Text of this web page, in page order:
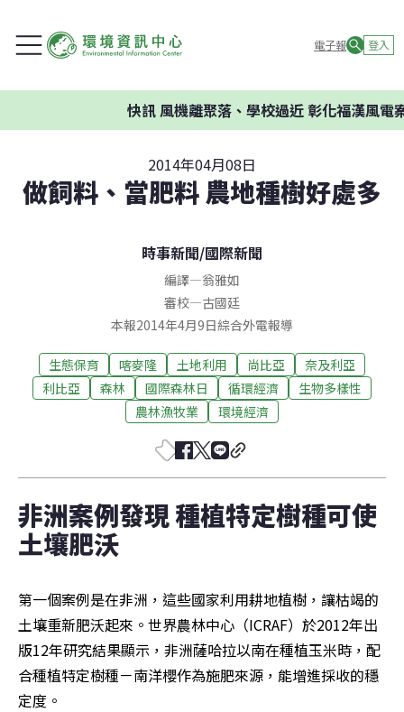
電子報 登入
快訊風機離聚落、學校過近 彰化福漢風電案
2014年04月08日
做飼料、當肥料 農地種樹好處多
時事新聞/國際新聞
編譯—翁雅如
審校—古國廷
本報2014年4月9日綜合外電報導
生態保育 喀麥隆 土地利用 尚比亞
奈及利亞
利比亞
森林 國際森林日 循環經濟
生物多樣性
農林漁牧業
環境經濟
非洲案例發現 種植特定樹種可使
土壤肥沃
第一個案例是在非洲，這些國家利用耕地植樹，讓枯竭的
土壤重新肥沃起來。世界農林中心（ICRAF）於2012年出
版12年研究結果顯示，非洲薩哈拉以南在種植玉米時，配
合種植特定樹種－南洋櫻作為施肥來源，能增進採收的穩
定度。